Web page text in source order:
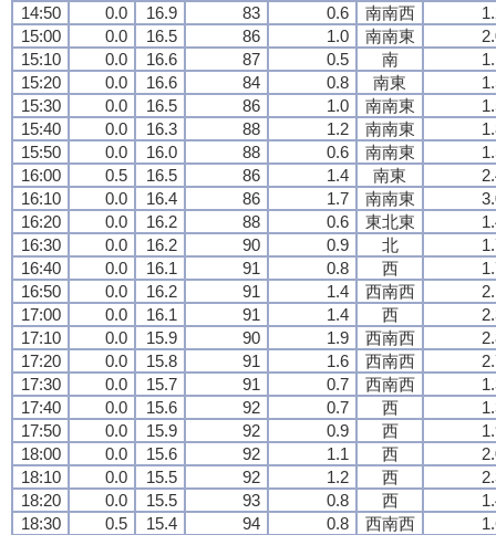
14:50 0.0 16.9 83 0.6 南南西
15:00
0.0 16.5 86 1.0 南南東
15:10
0.0 16.6 87 0.5 南
15:20
0.0 16.6 84 0.8 南東
15:30
0.0 16.5 86 1.0 南南東
15:40
0.0 16.3 88 1.2 南南東
15:50
0.0 16.0 88 0.6 南南東
16:00
0.5 16.5 86 1.4 南東
16:10
0.0 16.4 86 1.7 南南東
16:20
0.0 16.2 88 0.6 東北東
16:30
0.0 16.2 90 0.9 北
16:40
0.0 16.1 91 0.8 西
16:50
0.0 16.2 91 1.4 西南西
17:00
0.0 16.1 91 1.4 西
17:10
0.0 15.9 90 1.9 西南西
17:20
0.0 15.8 91 1.6 西南西
17:30
0.0 15.7 91 0.7 西南西
17:40
0.0 15.6 92 0.7 西
17:50
0.0 15.9 92 0.9 西
18:00
0.0 15.6 92 1.1 西
18:10
0.0 15.5 92 1.2 西
18:20
0.0 15.5 93 0.8 西
18:30
0.5 15.4 94 0.8 西南西